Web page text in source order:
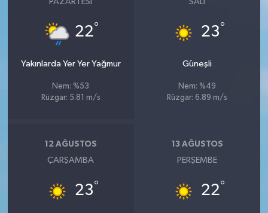
22°
Yakınlarda Yer Yer Yağmur
Nem: %53
Rüzgar: 5.81 m/s
23°
Güneşli
Nem: %49
Rüzgar: 6.89 m/s
12 AĞUSTOS
ÇARŞAMBA
23°
13 AĞUSTOS
PERŞEMBE
22°